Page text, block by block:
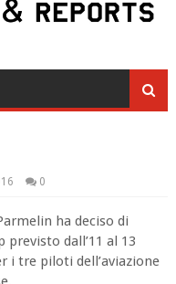
0
ha deciso di
previsto dall’11 al 13
i tre piloti dell’aviazione